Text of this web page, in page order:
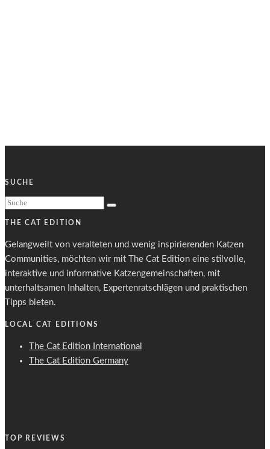
SUCHE
THE CAT EDITION
Gelangweilt von veralteten und wenig inspirierenden Katzen
Communities, möchten wir mit The Cat Edition eine stilvolle,
interaktive und informative Katzengemeinschaften, mit
unterhaltsamen Inhalten, Expertenratschlägen und praktischen
Tipps bieten.
LOCAL CAT EDITIONS
The Cat Edition International
The Cat Edition Germany
TOP REVIEWS